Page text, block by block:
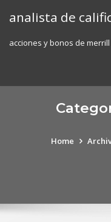
analista de
acciones y bonos de
Home